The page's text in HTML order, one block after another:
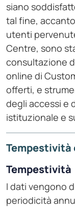
siano
tal fine,
utenti
Centre, sono
consultazione
online di
offerti, e
degli accessi e
istituzionale e
Tempestività
I dati vengono
periodicità